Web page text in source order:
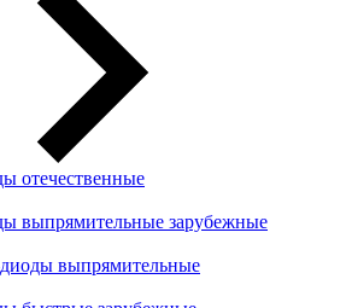
отечественные
выпрямительные зарубежные
выпрямительные